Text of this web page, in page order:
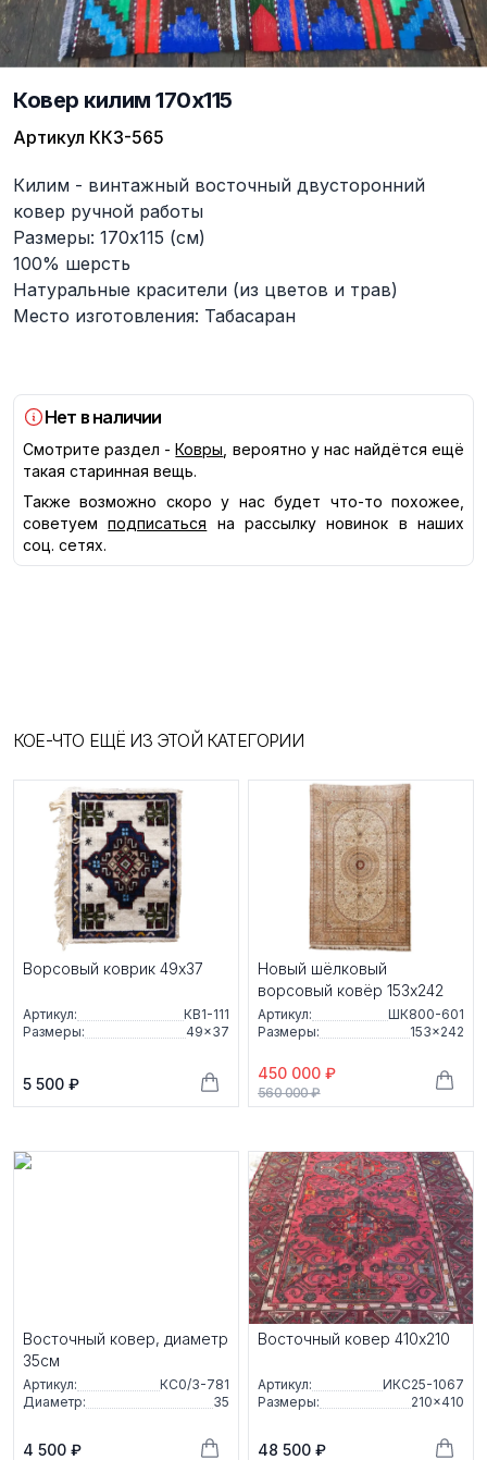
Ковер килим 170x115
Артикул КК3-565
Описание
Килим - винтажный восточный двусторонний
ковер ручной работы
Размеры: 170x115 (см)
100% шерсть
Натуральные красители (из цветов и трав)
Место изготовления: Табасаран
Нет в наличии
Смотрите раздел - Ковры , вероятно у нас найдётся ещё
такая старинная вещь.
Также возможно скоро у нас будет что-то похожее,
советуем
подписаться
на рассылку новинок в наших
соц. сетях.
КОЕ-ЧТО ЕЩЁ ИЗ ЭТОЙ КАТЕГОРИИ
Ворсовый коврик 49x37
Артикул:
КВ1-111
Размеры:
49×37
5 500 ₽
Новый шёлковый
ворсовый ковёр 153х242
Артикул:
ШК800-601
Размеры:
153×242
450 000 ₽
560 000 ₽
Восточный ковер, диаметр
35см
Артикул:
КС0/3-781
Диаметр:
35
4 500 ₽
Восточный ковер 410x210
Артикул:
ИКС25-1067
Размеры:
210×410
48 500 ₽